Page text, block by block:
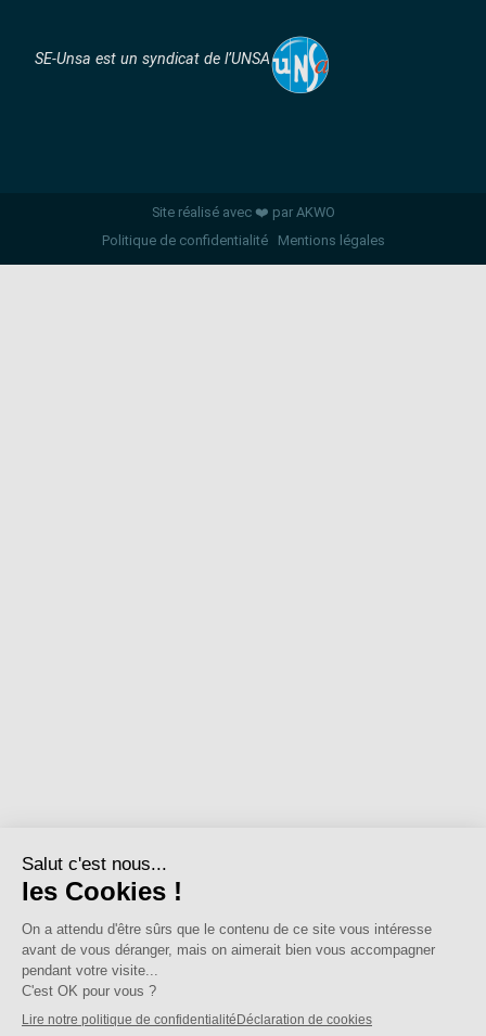
SE-Unsa est un syndicat de l’UNSA
Site réalisé avec ❤️ par AKWO
Politique de confidentialité
Mentions légales